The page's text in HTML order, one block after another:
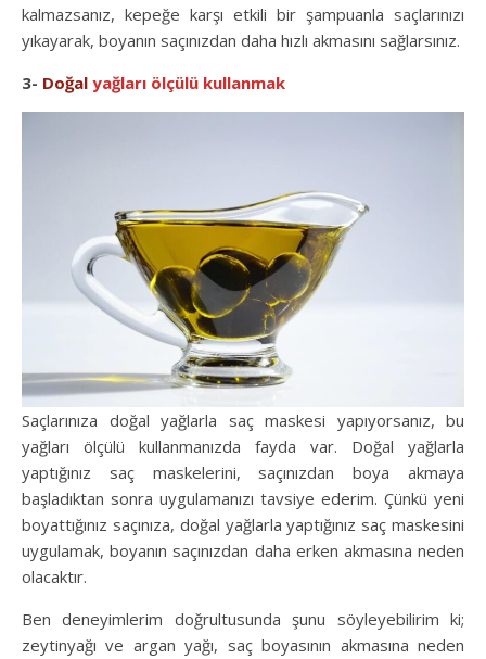
kalmazsanız, kepeğe karşı etkili bir şampuanla saçlarınızı
yıkayarak, boyanın saçınızdan daha hızlı akmasını sağlarsınız.
3- Doğal yağları ölçülü kullanmak
Saçlarınıza doğal yağlarla saç maskesi yapıyorsanız, bu
yağları ölçülü kullanmanızda fayda var. Doğal yağlarla
yaptığınız saç maskelerini, saçınızdan boya akmaya
başladıktan sonra uygulamanızı tavsiye ederim. Çünkü yeni
boyattığınız saçınıza, doğal yağlarla yaptığınız saç maskesini
uygulamak, boyanın saçınızdan daha erken akmasına neden
olacaktır.
Ben deneyimlerim doğrultusunda şunu söyleyebilirim ki;
zeytinyağı ve argan yağı, saç boyasının akmasına neden